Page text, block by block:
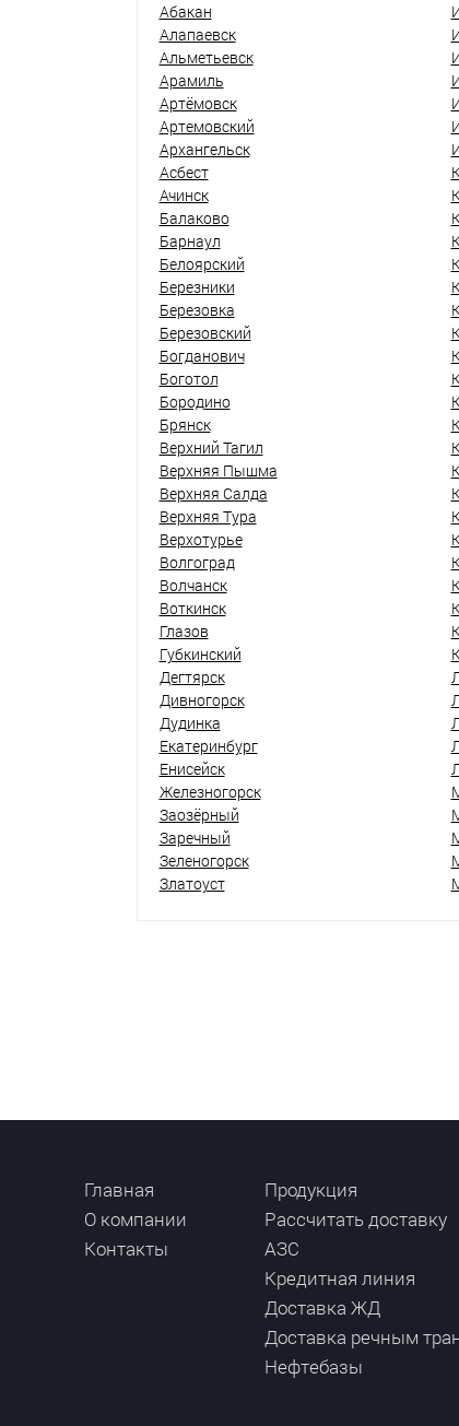
Абакан
Алапаевск
Альметьевск
Арамиль
Артёмовск
Артемовский
Архангельск
Асбест
Ачинск
Балаково
Барнаул
Белоярский
Березники
Березовка
Березовский
Богданович
Боготол
Бородино
Брянск
Верхний Тагил
Верхняя Пышма
Верхняя Салда
Верхняя Тура
Верхотурье
Волгоград
Волчанск
Воткинск
Глазов
Губкинский
Дегтярск
Дивногорск
Дудинка
Екатеринбург
Енисейск
Железногорск
Заозёрный
Заречный
Зеленогорск
Златоуст
Главная
О компании
Контакты
Продукция
Рассчитать доставку
АЗС
Кредитная линия
Доставка ЖД
Доставка речным
Нефтебазы